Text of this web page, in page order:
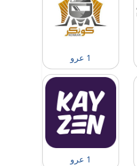
1 عرو
1 عرو